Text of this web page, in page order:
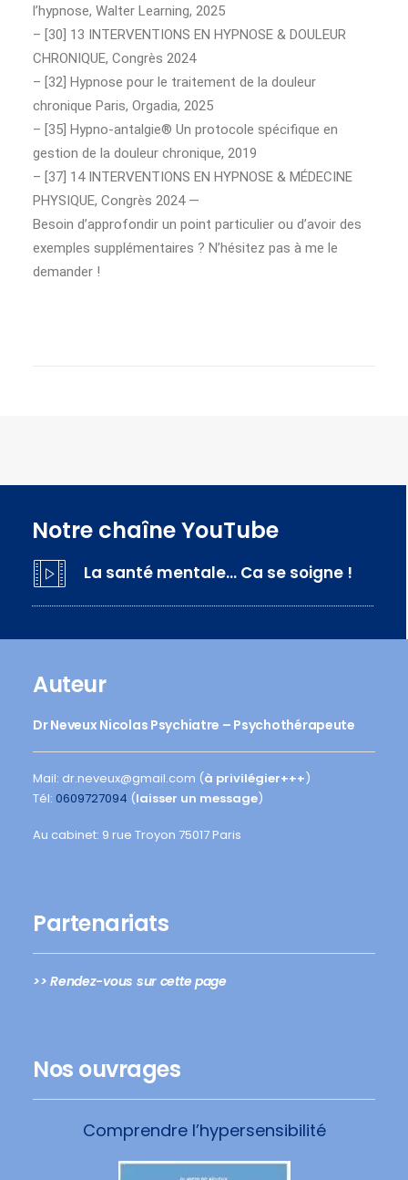
l’hypnose, Walter Learning, 2025
– [30] 13 INTERVENTIONS EN HYPNOSE & DOULEUR
CHRONIQUE, Congrès 2024
– [32] Hypnose pour le traitement de la douleur
chronique Paris, Orgadia, 2025
– [35] Hypno-antalgie® Un protocole spécifique en
gestion de la douleur chronique, 2019
– [37] 14 INTERVENTIONS EN HYPNOSE & MÉDECINE
PHYSIQUE, Congrès 2024 —
Besoin d’approfondir un point particulier ou d’avoir des
exemples supplémentaires ? N’hésitez pas à me le
demander !
Notre chaîne YouTube
La santé mentale… Ca se soigne !
Auteur
Dr Neveux Nicolas Psychiatre – Psychothérapeute
Mail: dr.neveux@gmail.com (à privilégier+++)
Tél: 0609727094 (laisser un message)
Au cabinet: 9 rue Troyon 75017 Paris
Partenariats
>> Rendez-vous sur cette page
Nos ouvrages
Comprendre l’hypersensibilité